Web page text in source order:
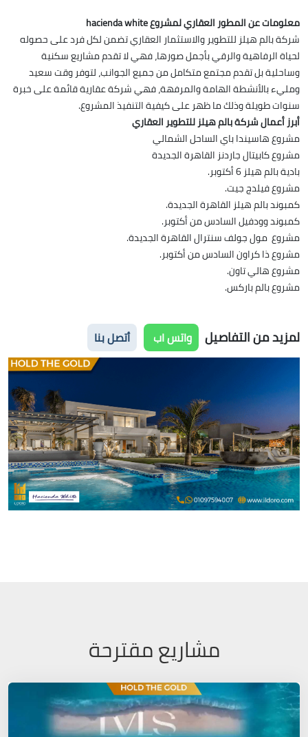
معلومات عن المطور العقاري لمشروع hacienda white
شركة بالم هيلز للتطوير والاستثمار العقاري تضمن لكل فرد على حصوله
لحياة الرفاهية والرقي بأجمل صورها، فهي لا تقدم مشاريع سكنية
وساحلية بل تقدم مجتمع متكامل من جميع الجوانب، لتوفر وقت سعيد
ومليء بالأنشطة الهامة والمرفهة، فهي شركة عقارية قائمة على خبرة
سنوات طويلة وذلك ما ظهر على كيفية التنفيذ المشروع.
أبرز أعمال شركة بالم هيلز للتطوير العقاري
مشروع هاسيندا باي الساحل الشمالي
مشروع كابيتال جاردنز القاهرة الجديدة
بادية بالم هيلز 6 أكتوبر.
مشروع فيلدج جيت.
كمبوند بالم هيلز القاهرة الجديدة.
كمبوند وودفيل السادس من أكتوبر.
مشروع مول جولف سنترال القاهرة الجديدة.
مشروع ذا كراون السادس من أكتوبر.
مشروع هالي تاون.
مشروع بالم باركس.
لمزيد من التفاصيل واتس اب أتصل بنا
مشاريع مقترحة